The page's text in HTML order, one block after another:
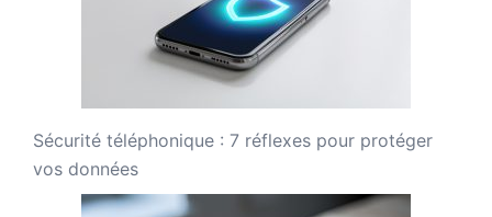
Sécurité téléphonique : 7 réflexes pour protéger
vos données